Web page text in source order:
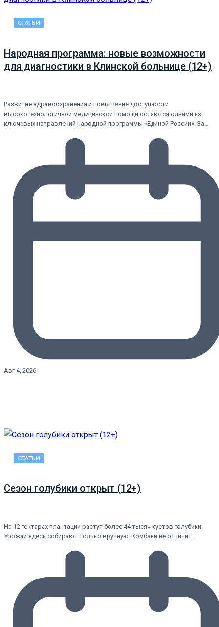
СТАТЬИ
Народная программа: новые возможности
для диагностики в Клинской больнице (12+)
Развитие здравоохранения и повышение доступности
высокотехнологичной медицинской помощи остаются одними из
ключевых направлений народной программы «Единой России». За…
Авг 4, 2026
СТАТЬИ
Сезон голубики открыт (12+)
На 12 гектарах плантации растут более 44 тысяч кустов голубики.
Урожай здесь собирают только вручную. Комбайн не отличит…